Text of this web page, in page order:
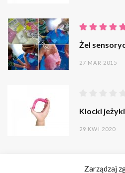
Zarządzaj
Żel
27 MAR 2015
Klocki jeżyki
29 KWI 2020